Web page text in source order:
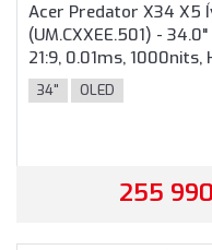
Acer Predator X34 X5
(UM.CXXEE.501) -
21:9, 0.01ms, 1000nits,
HDR400, FreeSync, 2
34" OLED
255